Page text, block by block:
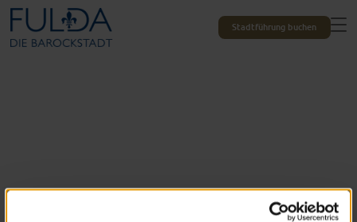
Stadtführung buchen